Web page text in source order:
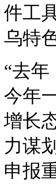
件工
乌特
“去
今年
增长
力谋
申报